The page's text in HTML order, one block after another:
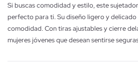
Si buscas comodidad y estilo, este
perfecto para ti. Su diseño ligero y
comodidad. Con tiras ajustables y cierre
mujeres jóvenes que desean sentirse